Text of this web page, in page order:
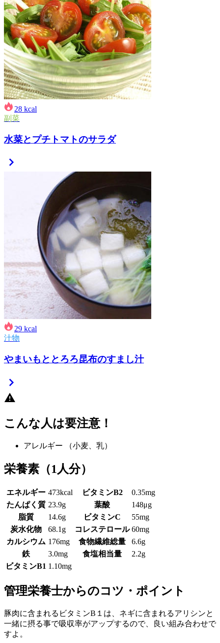
28 kcal
副菜
水菜とプチトマトのサラダ
29 kcal
汁物
やまいもととろろ昆布のすまし汁
こんな人は要注意！
アレルギー （小麦、乳）
栄養素 （1人分）
エネルギー 473kcal ビタミンB2
0.35mg
たんぱく質 23.9g 葉酸
148μg
脂質
14.6g ビタミンC
55mg
炭水化物
68.1g コレステロール 60mg
カルシウム 176mg 食物繊維総量
6.6g
鉄
3.0mg 食塩相当量
2.2g
ビタミンB1 1.10mg
管理栄養士からのコツ・ポイント
豚肉に含まれるビタミンB１は、ネギに含まれるアリシンと
一緒に摂る事で吸収率がアップするので、良い組み合わせで
すよ。